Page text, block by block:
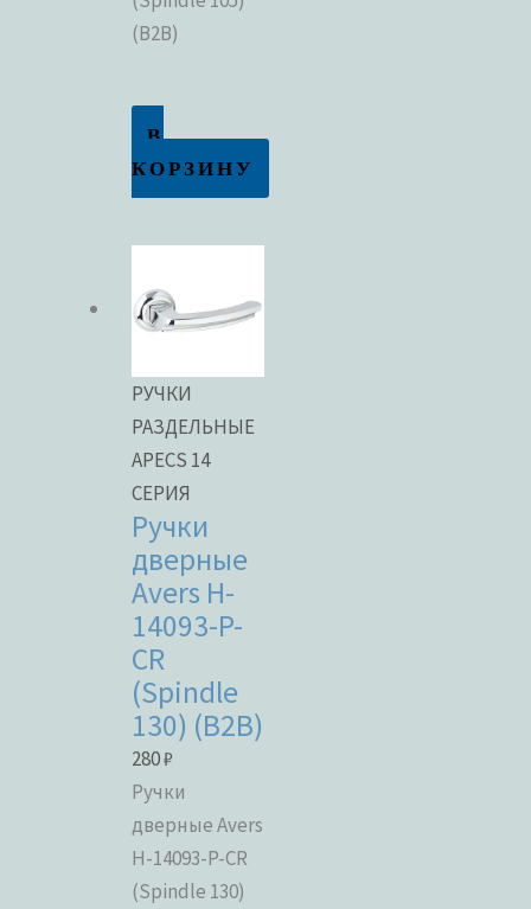
(B2B)
В
КОРЗИНУ
РУЧКИ
РАЗДЕЛЬНЫЕ
APECS 14
СЕРИЯ
Ручки
дверные
Avers H-
14093-P-
CR
(Spindle
130) (B2B)
280₽
Ручки
дверные Avers
H-14093-P-CR
(Spindle 130)